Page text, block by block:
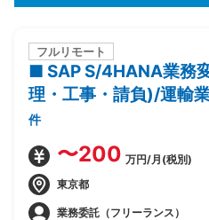
フルリモート
■ SAP S/4HANA業務
理・工事・請負)/運輸
件
〜200 万円/月(税別)
東京都
業務委託（フリーランス）